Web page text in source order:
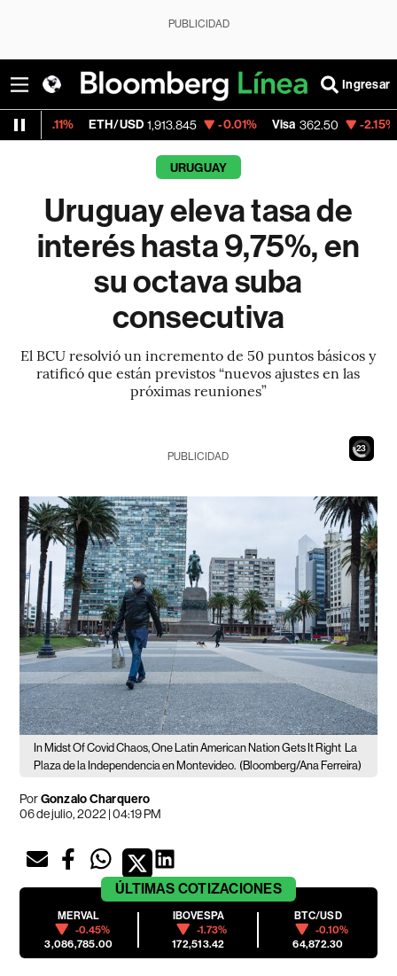
PUBLICIDAD
Ingresar
ETH/USD 1,913.845 -0.01% Visa 362.50 -2.15%
URUGUAY
Uruguay eleva tasa de
interés hasta 9,75%, en
su octava suba
consecutiva
El BCU resolvió un incremento de 50 puntos básicos y
ratificó que están previstos “nuevos ajustes en las
próximas reuniones”
21
PUBLICIDAD
In Midst Of Covid Chaos, One Latin American Nation Gets It Right
La
Plaza de la Independencia en Montevideo. (Bloomberg/Ana Ferreira)
PorGonzalo Charquero
06 de julio, 2022 | 04:19 PM
ÚLTIMAS COTIZACIONES
MERVAL
-0.45%
3,086,785.00
IBOVESPA
-1.73%
172,513.42
BTC/USD
-0.10%
64,872.30